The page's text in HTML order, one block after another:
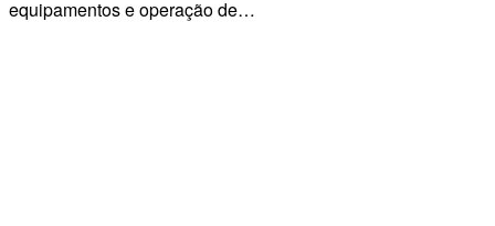
equipamentos e operação de…